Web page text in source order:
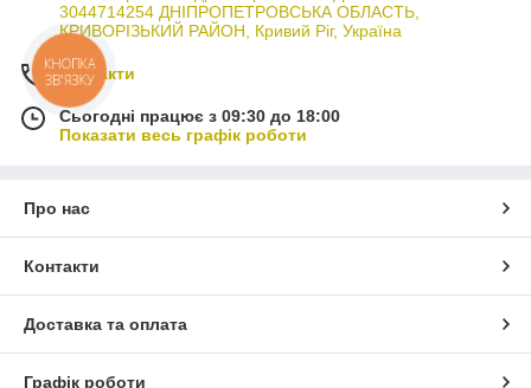
3044714254 ДНІПРОПЕТРОВСЬКА ОБЛАСТЬ,
КРИВОРІЗЬКИЙ РАЙОН, Кривий Ріг, Україна
Контакти
Сьогодні працює з 09:30 до 18:00
Показати весь графік роботи
Про нас
Контакти
Доставка та оплата
Графік роботи
КНОПКА
ЗВ'ЯЗКУ